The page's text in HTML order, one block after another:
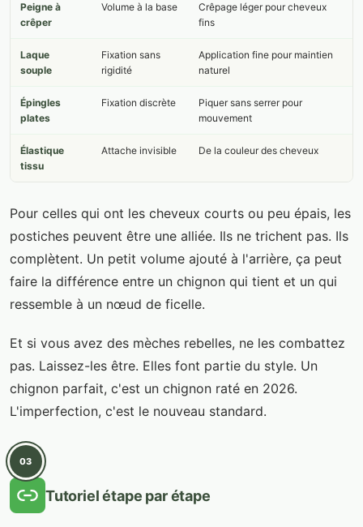
Peigne à
crêper
Volume à la base
Crêpage léger pour cheveux
fins
Laque
souple
Fixation sans
rigidité
Application fine pour maintien
naturel
Épingles
plates
Fixation discrète
Piquer sans serrer pour
mouvement
Élastique
tissu
Attache invisible De la couleur des cheveux
Pour celles qui ont les cheveux courts ou peu épais, les
postiches peuvent être une alliée. Ils ne trichent pas. Ils
complètent. Un petit volume ajouté à l'arrière, ça peut
faire la différence entre un chignon qui tient et un qui
ressemble à un nœud de ficelle.
Et si vous avez des mèches rebelles, ne les combattez
pas. Laissez-les être. Elles font partie du style. Un
chignon parfait, c'est un chignon raté en 2026.
L'imperfection, c'est le nouveau standard.
03
Tutoriel étape par étape